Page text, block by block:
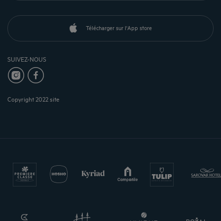
Télécharger sur l'App store
SUIVEZ-NOUS
Copyright 2022 site